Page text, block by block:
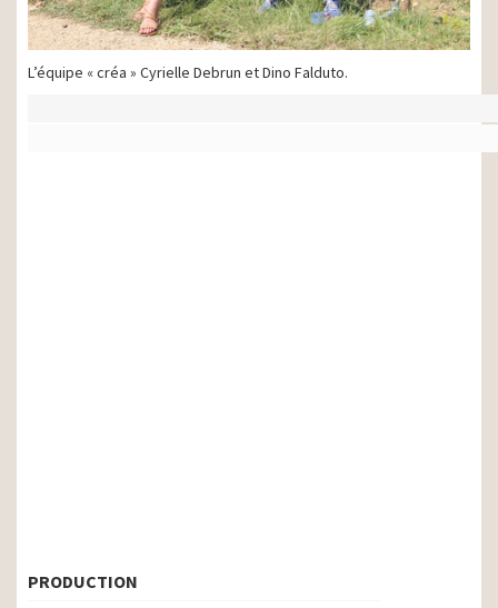
L’équipe « créa » Cyrielle Debrun et Dino Falduto.
PRODUCTION